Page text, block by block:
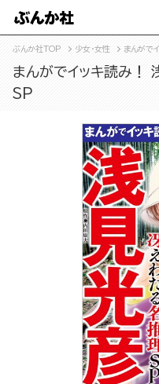
ぶんか社TOP 少女・女性 まんがで
まんがでイッキ読み！
SP